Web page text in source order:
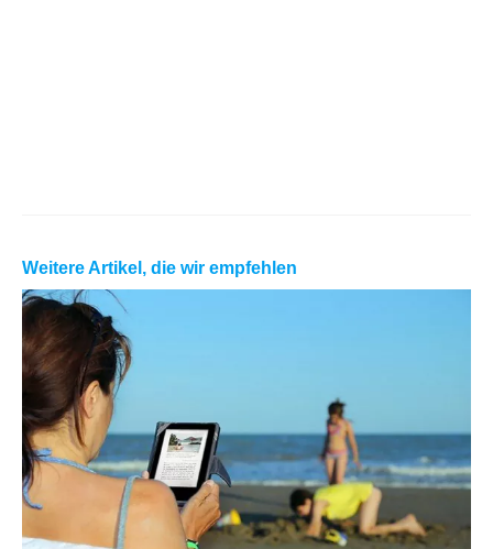
Weitere Artikel, die wir empfehlen